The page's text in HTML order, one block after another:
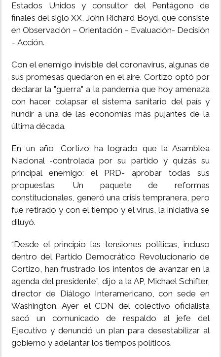
Estados Unidos y consultor del Pentágono de
finales del siglo XX, John Richard Boyd, que consiste
en Observación – Orientación – Evaluación- Decisión
– Acción.
Con el enemigo invisible del coronavirus, algunas de
sus promesas quedaron en el aire. Cortizo optó por
declarar la "guerra" a la pandemia que hoy amenaza
con hacer colapsar el sistema sanitario del país y
hundir a una de las economías más pujantes de la
última década.
En un año, Cortizo ha logrado que la Asamblea
Nacional -controlada por su partido y quizás su
principal enemigo: el PRD- aprobar todas sus
propuestas. Un paquete de reformas
constitucionales, generó una crisis tempranera, pero
fue retirado y con el tiempo y el virus, la iniciativa se
diluyó.
“Desde el principio las tensiones políticas, incluso
dentro del Partido Democrático Revolucionario de
Cortizo, han frustrado los intentos de avanzar en la
agenda del presidente”, dijo a la AP, Michael Schifter,
director de Diálogo Interamericano, con sede en
Washington. Ayer el CDN del colectivo oficialista
sacó un comunicado de respaldo al jefe del
Ejecutivo y denunció un plan para desestabilizar al
gobierno y adelantar los tiempos políticos.